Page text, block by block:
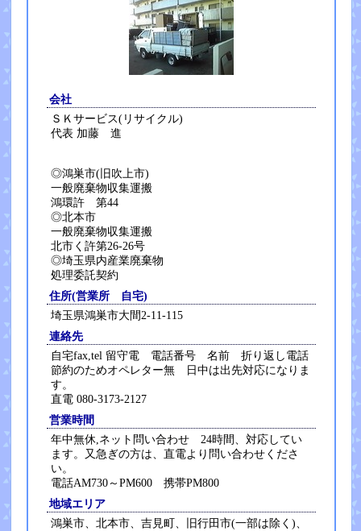
会社
ＳＫサービス(リサイクル)
代表 加藤 進
◎鴻巣市(旧吹上市)
一般廃棄物収集運搬
鴻環許 第44
◎北本市
一般廃棄物収集運搬
北市く許第26-26号
◎埼玉県内産業廃棄物
処理委託契約
住所(営業所 自宅)
埼玉県鴻巣市大間2-11-115
連絡先
自宅fax,tel 留守電 電話番号 名前 折り返し電話
節約のためオペレター無 日中は出先対応になりま
す。
直電 080-3173-2127
営業時間
年中無休,ネット問い合わせ 24時間、対応してい
ます。又急ぎの方は、直電より問い合わせくださ
い。
電話AM730～PM600 携帯PM800
地域エリア
鴻巣市、北本市、吉見町、旧行田市(一部は除く)、